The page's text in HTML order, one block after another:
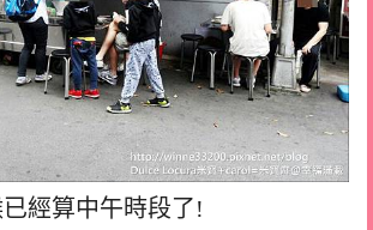
經算中午時段了!